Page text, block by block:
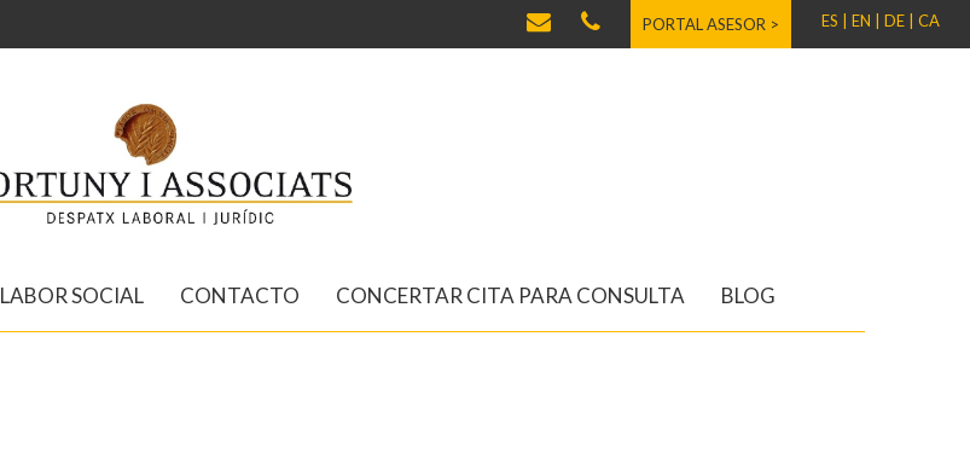
PORTAL ASESOR > ES | EN | DE | CA
LABOR SOCIAL CONTACTO CONCERTAR CITA PARA CONSULTA BLOG